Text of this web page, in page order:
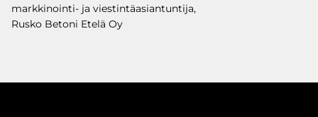
markkinointi- ja viestintäasiantuntija,
Rusko Betoni Etelä Oy